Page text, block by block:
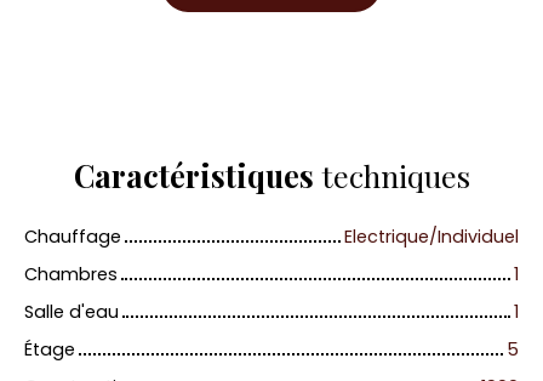
Caractéristiques techniques
Chauffage
Electrique/Individuel
Chambres
1
Salle d'eau
1
Étage
5